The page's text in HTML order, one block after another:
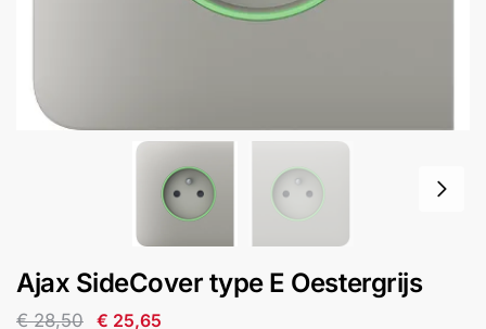
Inbraakbeveiliging
Wagen
Ajax SideCover type E Oestergrijs
€28,50 € 25,65